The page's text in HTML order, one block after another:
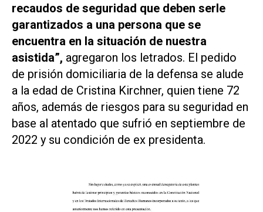
recaudos de seguridad que deben serle
garantizados a una persona que se
encuentra en la situación de nuestra
asistida”, agregaron los letrados. El pedido
de prisión domiciliaria de la defensa se alude
a la edad de Cristina Kirchner, quien tiene 72
años, además de riesgos para su seguridad en
base al atentado que sufrió en septiembre de
2022 y su condición de ex presidenta.